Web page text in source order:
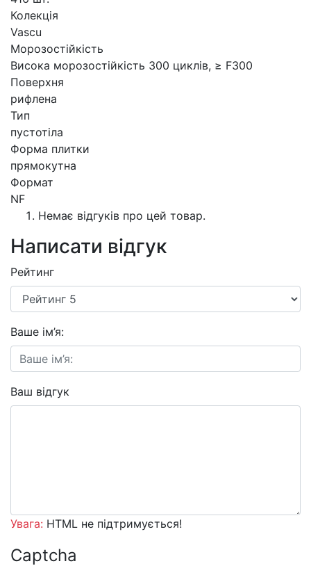
Колекція
Vascu
Морозостійкість
Висока морозостійкість 300 циклів, ≥ F300
Поверхня
рифлена
Тип
пустотіла
Форма плитки
прямокутна
Формат
NF
Немає відгуків про цей товар.
Написати відгук
Рейтинг
Ваше ім’я:
Ваш відгук
Увага: HTML не підтримується!
Captcha